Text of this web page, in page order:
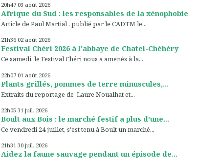
20h47 03 août 2026
Afrique du Sud : les responsables de la xénophobie
Article de Paul Martial , publié par le CADTM le...
21h36 02 août 2026
Festival Chéri 2026 à l'abbaye de Chatel-Chéhéry
Ce samedi, le Festival Chéri nous a amenés à la...
22h07 01 août 2026
Plants grillés, pommes de terre minuscules,...
Extraits du reportage de Laure Noualhat et...
22h05 31 juil. 2026
Boult aux Bois : le marché festif a plus d'une...
Ce vendredi 24 juillet, s'est tenu à Boult un marché...
21h31 30 juil. 2026
Aidez la faune sauvage pendant un épisode de...